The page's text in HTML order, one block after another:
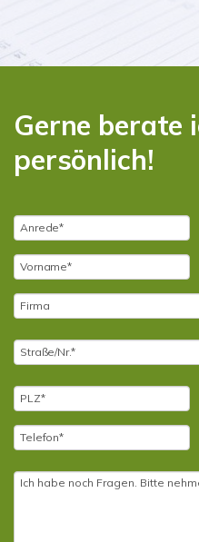
Gerne berate
persönlich!